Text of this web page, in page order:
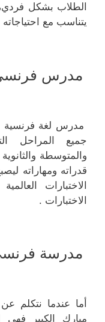
الطلاب بشكل
يتناسب مع احتياجاته
مدرس
مدرس لغة فرنسية
جميع المراحل
والمتوسطة
قدراته ومهاراته
الاختبارات
الاختبارات .
مدرسة
أما عندما نتكلم
مبارك الكبير فهي